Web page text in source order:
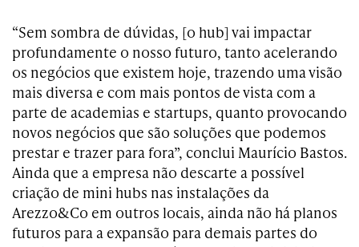
“Sem sombra de dúvidas, [o hub] vai impactar
profundamente o nosso futuro, tanto acelerando
os negócios que existem hoje, trazendo uma visão
mais diversa e com mais pontos de vista com a
parte de academias e startups, quanto provocando
novos negócios que são soluções que podemos
prestar e trazer para fora”, conclui Maurício Bastos.
Ainda que a empresa não descarte a possível
criação de mini hubs nas instalações da
Arezzo&Co em outros locais, ainda não há planos
futuros para a expansão para demais partes do